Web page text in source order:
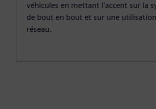
véhicules en mettant l'accent sur la
de bout en bout et sur une
réseau.